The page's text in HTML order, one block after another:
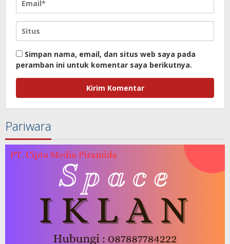
Simpan nama, email, dan situs web saya pada
peramban ini untuk komentar saya berikutnya.
Pariwara